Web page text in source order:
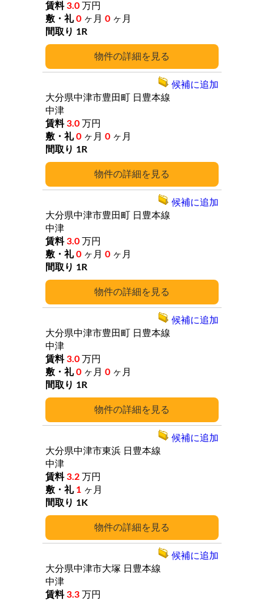
詳細
3.0 万円
0 ヶ月 0 ヶ月
1R
詳細
大分県中津市豊田町
日豊本線
中津
3.0 万円
0 ヶ月 0 ヶ月
1R
候補に追加
詳細
大分県中津市豊田町
日豊本線
中津
3.0 万円
0 ヶ月 0 ヶ月
1R
候補に追加
詳細
大分県中津市豊田町
日豊本線
中津
3.0 万円
0 ヶ月 0 ヶ月
1R
候補に追加
詳細
大分県中津市東浜 日豊本線
中津
3.2 万円
1 ヶ月
1K
候補に追加
大分県中津市大塚 日豊本線
中津
3.3 万円
候補に追加